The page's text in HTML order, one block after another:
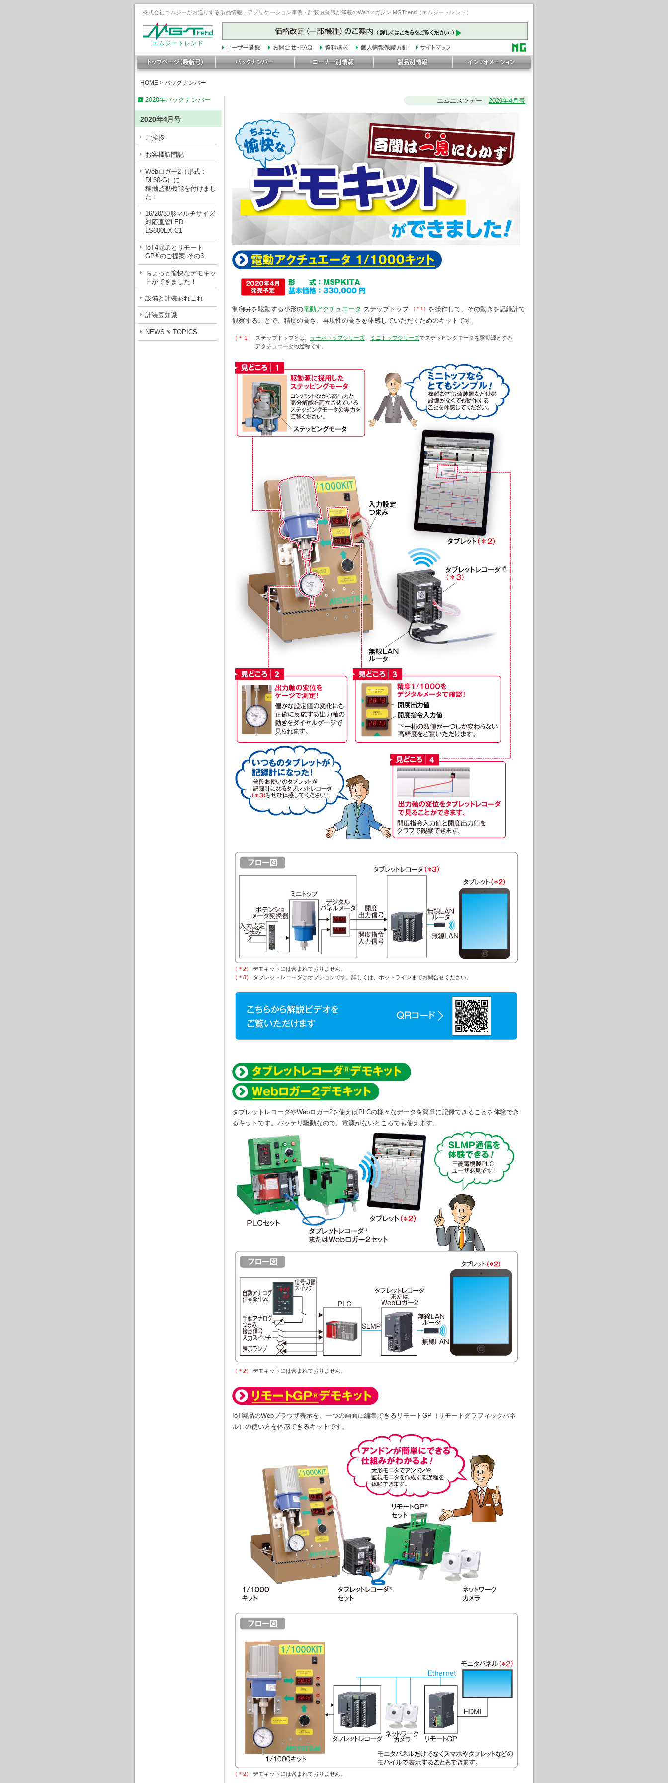
株式会社エムジーがお送りする製品情報・アプリケーション事例・計装豆知識が満載のWebマガジン MGTrend（エムジートレンド）
エムジートレンド
HOME > バックナンバー
2020年バックナンバー
2020年4月号
ご挨拶
お客様訪問記
Webロガー2（形式：
DL30-G）に
稼働監視機能を付けまし
た！
16/20/30形マルチサイズ
対応直管LED
LS600EX-C1
IoT4兄弟とリモート
GP®のご提案 その3
ちょっと愉快なデモキッ
トができました！
設備と計装あれこれ
計装豆知識
NEWS & TOPICS
エムエスツデー 2020年4月号
制御弁を駆動する小形の電動アクチュエータ ステップトップ （＊1） を操作して、その動きを記録計で
観察することで、精度の高さ、再現性の高さを体感していただくためのキットです。
（＊１） ステップトップとは、 サーボトップシリーズ ミニトップシリーズでステッピングモータを駆動源とする
アクチュエータの総称です。
（＊2）
デモキットには含まれておりません。
（＊3）
タブレットレコーダはオプションです。詳しくは、ホットラインまでお問合せください。
タブレットレコーダやWebロガー2を使えばPLCの様々なデータを簡単に記録できることを体験でき
るキットです。バッテリ駆動なので、電源がないところでも使えます。
（＊2） デモキットには含まれておりません。
IoT製品のWebブラウザ表示を、一つの画面に編集できるリモートGP（リモートグラフィックパネ
ル）の使い方を体感できるキットです。
（＊2） デモキットには含まれておりません。